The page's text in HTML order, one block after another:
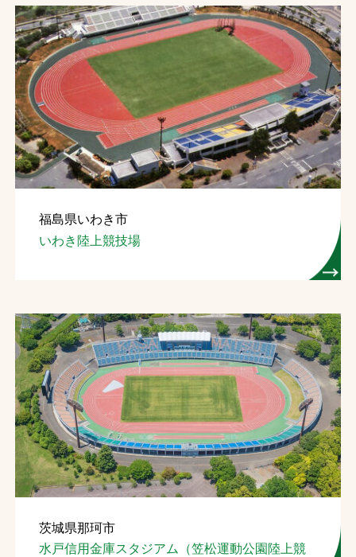
福島県いわき市
いわき陸上競技場
茨城県那珂市
水戸信用金庫スタジアム（笠松運動公園陸上競